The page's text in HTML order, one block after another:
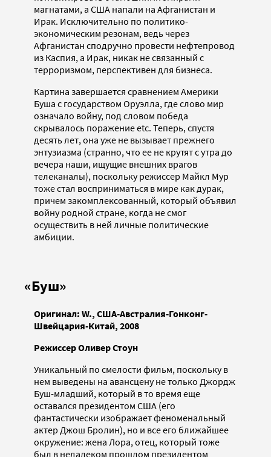
магнатами, а США напали на Афганистан и
Ирак. Исключительно по политико-
экономическим резонам, ведь через
Афганистан сподручно провести нефтепровод
из Каспия, а Ирак, никак не связанный с
терроризмом, перспективен для бизнеса.
Картина завершается сравнением Америки
Буша с государством Оруэлла, где слово мир
означало войну, под словом победа
скрывалось поражение etc. Теперь, спустя
десять лет, она уже не вызывает прежнего
энтузиазма (странно, что ее не крутят с утра до
вечера наши, ищущие внешних врагов
телеканалы), поскольку режиссер Майкл Мур
тоже стал восприниматься в мире как дурак,
причем закомплексованный, который объявил
войну родной стране, когда не смог
осуществить в ней личные политические
амбиции.
«Буш»
Оригинал: W., США-Австралия-Гонконг-
Швейцария-Китай, 2008
Режиссер Оливер Стоун
Уникальный по смелости фильм, поскольку в
нем выведены на авансцену не только Джордж
Буш-младший, который в то время еще
оставался президентом США (его
фантастически изображает феноменальный
актер Джош Бролин), но и все его ближайшее
окружение: жена Лора, отец, который тоже
был в недалеком прошлом президентом